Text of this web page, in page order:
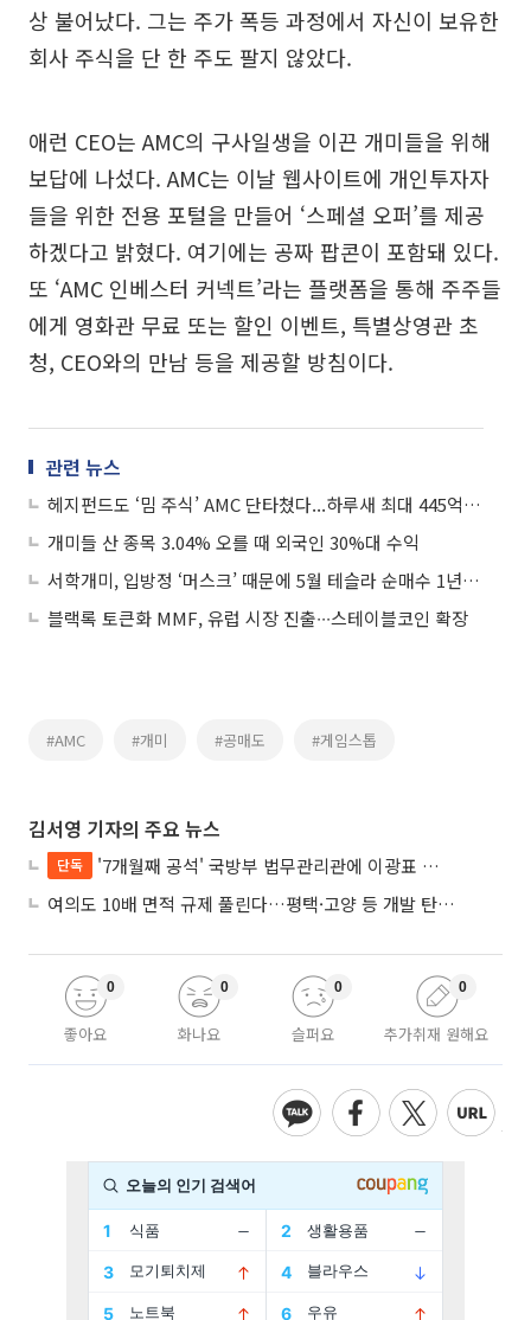
상 불어났다. 그는 주가 폭등 과정에서 자신이 보유한
회사 주식을 단 한 주도 팔지 않았다.
애런 CEO는 AMC의 구사일생을 이끈 개미들을 위해
보답에 나섰다. AMC는 이날 웹사이트에 개인투자자
들을 위한 전용 포털을 만들어 ‘스페셜 오퍼’를 제공
하겠다고 밝혔다. 여기에는 공짜 팝콘이 포함돼 있다.
또 ‘AMC 인베스터 커넥트’라는 플랫폼을 통해 주주들
에게 영화관 무료 또는 할인 이벤트, 특별상영관 초
청, CEO와의 만남 등을 제공할 방침이다.
관련 뉴스
헤지펀드도 ‘밈 주식’ AMC 단타쳤다...하루새 최대 445억 차익
개미들 산 종목 3.04% 오를 때 외국인 30%대 수익
서학개미, 입방정 ‘머스크’ 때문에 5월 테슬라 순매수 1년만에 최저
블랙록 토큰화 MMF, 유럽 시장 진출∙∙∙스테이블코인 확장
#AMC #개미 #공매도 #게임스톱
김서영 기자의 주요 뉴스
단독
'7개월째 공석' 국방부 법무관리관에 이광표 변호사 내정
여의도 10배 면적 규제 풀린다…평택·고양 등 개발 탄력 기대
좋아요
0
화나요
0
슬퍼요
0
추가취재 원해요
0